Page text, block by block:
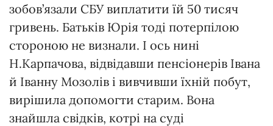
зобов’язали СБУ виплатити їй 50 тисяч
гривень. Батьків Юрія тоді потерпілою
стороною не визнали. І ось нині
Н.Карпачова, відвідавши пенсіонерів Івана
й Іванну Мозолів і вивчивши їхній побут,
вирішила допомогти старим. Вона
знайшла свідків, котрі на суді